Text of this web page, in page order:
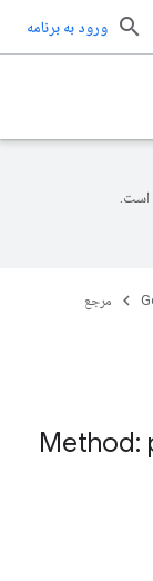
ورود به برنامه
مرجع
Method: